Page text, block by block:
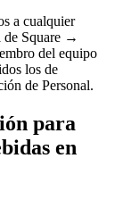
a cualquier
de Square →
del equipo
los de
de Personal.
para
en